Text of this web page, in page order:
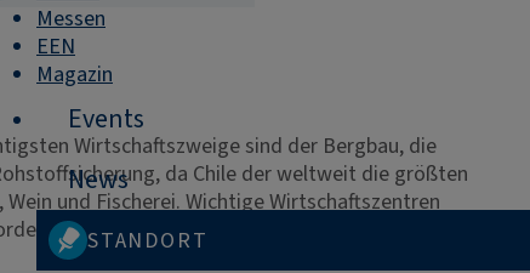
Messen
EEN
Magazin
Events
News
STANDORT
Wirtschaftszweige sind der Bergbau, die
da Chile der weltweit die größten
und Fischerei. Wichtige Wirtschaftszentren
sowie in den südlichen Regionen Los Lagos und